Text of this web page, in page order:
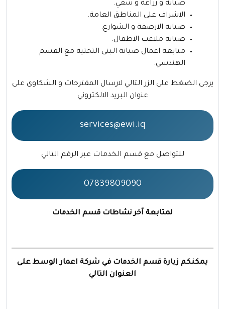
صيانة و زراعة و سقي.
الاشراف على المناطق العامة.
صيانة الارصفة و الشوارع.
صيانة ملاعب الاطفال.
متابعة اعمال صيانة البنى التحتية مع القسم
الهندسي.
يرجى الضغط على الزر التالي لارسال المقترحات و الشكاوى على
عنوان البريد الالكتروني
services@ewi.iq
للتواصل مع قسم الخدمات عبر الرقم التالي
07839809090
لمتابعة آخر نشاطات قسم الخدمات
يمكنكم زيارة قسم الخدمات في شركة اعمار الوسط على
العنوان التالي